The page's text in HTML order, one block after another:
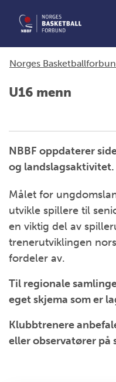
Norges
U16 menn
NBBF oppdaterer
og landslagsaktivitet.
Målet for
utvikle spillere til
en viktig del av
trenerutviklingen
fordeler av.
Til regionale
eget skjema som er
Klubbtrenere
eller observatører på